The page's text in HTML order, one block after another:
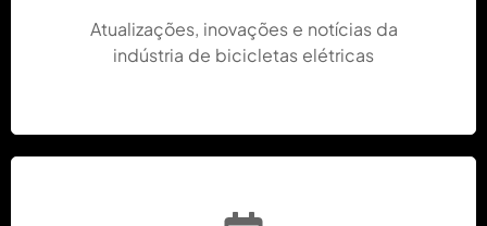
Atualizações, inovações e notícias da
indústria de bicicletas elétricas